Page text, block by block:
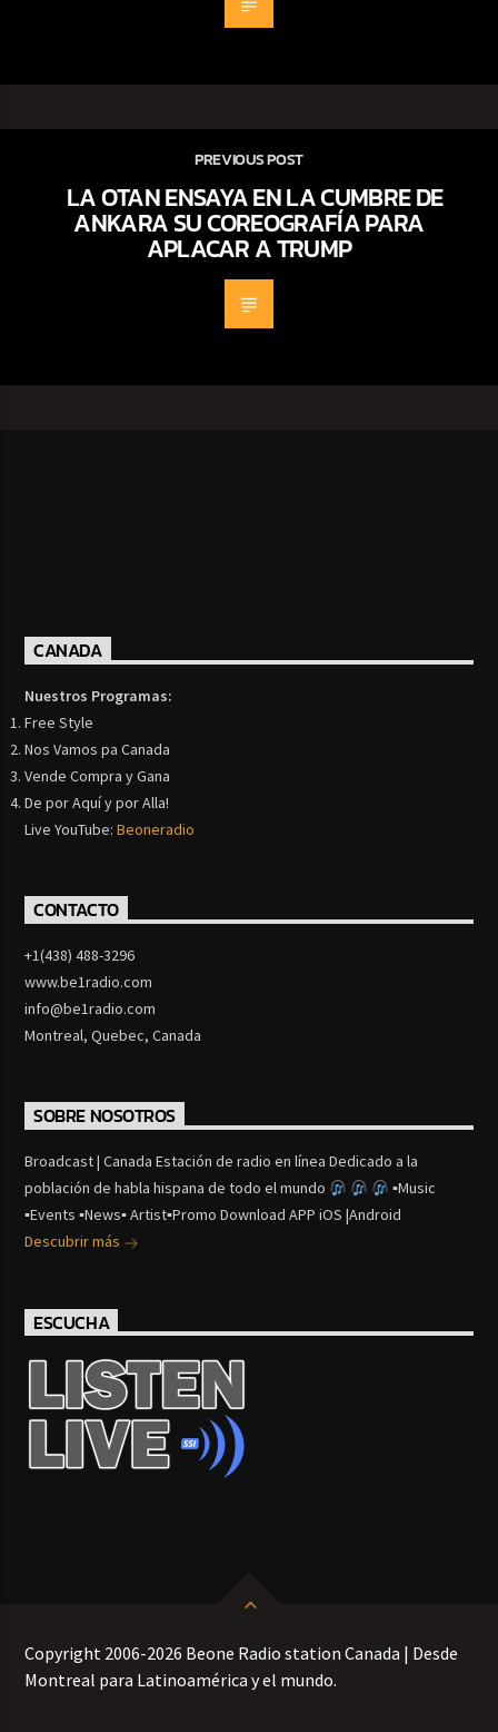
PREVIOUS POST
LA OTAN ENSAYA EN LA CUMBRE DE
ANKARA SU COREOGRAFÍA PARA
APLACAR A TRUMP
CANADA
Nuestros Programas:
Free Style
Nos Vamos pa Canada
Vende Compra y Gana
De por Aquí y por Alla!
Live YouTube:Beoneradio
CONTACTO
+1(438) 488-3296
www.be1radio.com
info@be1radio.com
Montreal, Quebec, Canada
SOBRE NOSOTROS
Broadcast | Canada Estación de radio en línea Dedicado a la
población de habla hispana de todo el mundo
▪Music
▪Events ▪News▪ Artist▪Promo Download APP iOS |Android
Descubrir más
ESCUCHA
Copyright 2006-2026 Beone Radio station Canada | Desde
Montreal para Latinoamérica y el mundo.